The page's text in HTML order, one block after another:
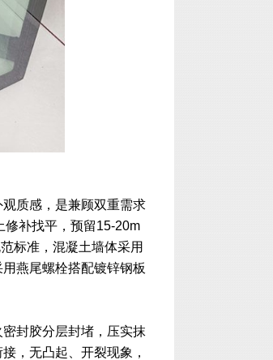
质感，是兼顾双重需求
修补找平，预留15-20m
标准，混凝土墙体采用
燕尾螺栓搭配镀锌钢板
封胶分层封堵，压实抹
，无凸起、开裂现象，